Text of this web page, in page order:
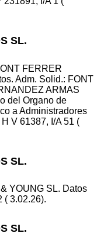
SL.
FERRER
Adm. Solid.: FONT
ARMAS
del Organo de
a Administradores
V 61387, I/A 51 (
SL.
YOUNG SL. Datos
( 3.02.26).
SL.